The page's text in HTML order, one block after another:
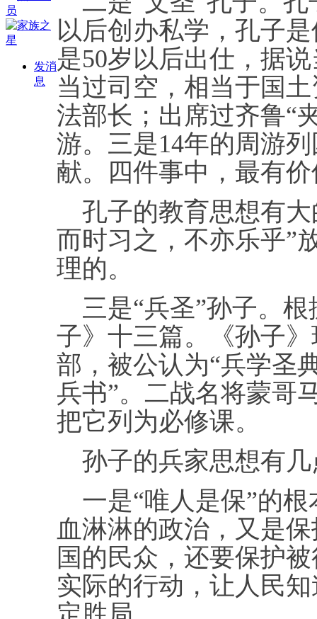
发消
息
以后创办私学，孔子
是50岁以后出仕，据
当过司空，相当于国
法部长；出席过齐鲁“
游。三是14年的周游
献。四件事中，最有
孔子的教育思想有大
而时习之，不亦乐乎”
理的。
三是“兵圣”孙子。根
子》十三篇。《孙子
部，被公认为“兵学圣
兵书”。二战名将蒙哥
把它列为必修课。
孙子的兵家思想有几
一是“唯人是保”的根
血淋淋的政治，又是
国的民众，还要保护
实际的行动，让人民